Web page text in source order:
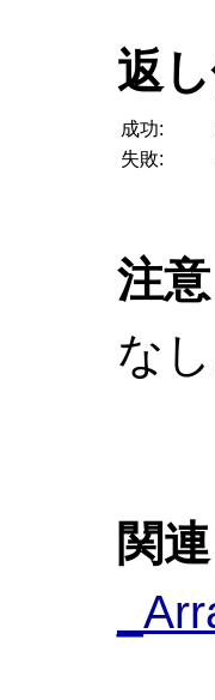
返
成功:
失敗:
注意
なし
関連